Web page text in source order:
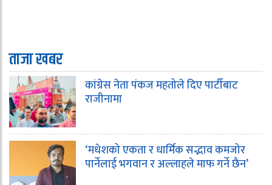
ताजा खबर
कांग्रेस नेता पंकज महतोले दिए पार्टीबाट
राजीनामा
‘मधेशको एकता र धार्मिक सद्भाव कमजोर
पार्नेलाई भगवान र अल्लाहले माफ गर्ने छैन’